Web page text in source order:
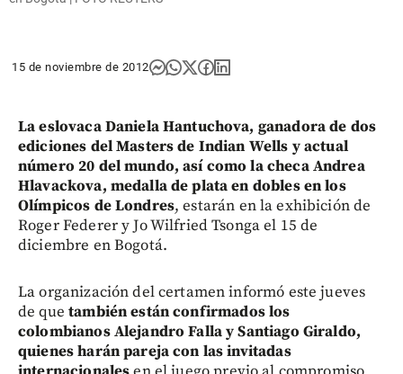
15 de noviembre de 2012
La eslovaca Daniela Hantuchova, ganadora de dos
ediciones del Masters de Indian Wells y actual
número 20 del mundo, así como la checa Andrea
Hlavackova, medalla de plata en dobles en los
Olímpicos de Londres, estarán en la exhibición de
Roger Federer y Jo Wilfried Tsonga el 15 de
diciembre en Bogotá.
La organización del certamen informó este jueves
de quetambién están confirmados los
colombianos Alejandro Falla y Santiago Giraldo,
quienes harán pareja con las invitadas